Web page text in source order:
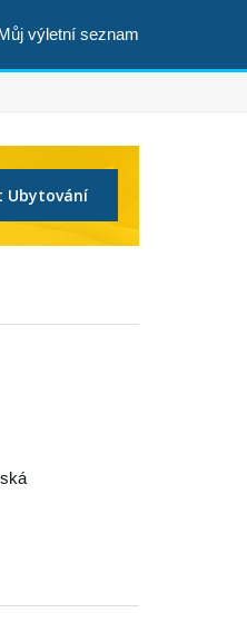
výletní seznam
Ubytování